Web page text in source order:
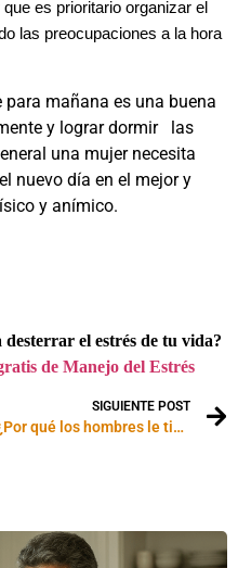
es prioritario organizar el
las preocupaciones a la hora
mañana es una buena
y lograr dormir las
una mujer necesita
nuevo día en el mejor y
y anímico.
el estrés de tu vida?
de Manejo del Estrés
SIGUIENTE POST
¿Por qué los hombres le tienen miedo al doctor?